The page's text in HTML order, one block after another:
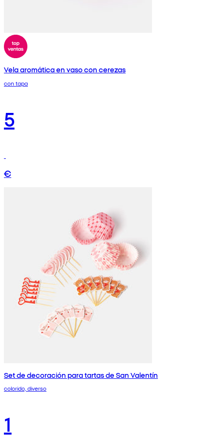
Vela aromática en vaso con cerezas
con tapa
5
€
Set de decoración para tartas de San Valentín
colorido, diverso
1